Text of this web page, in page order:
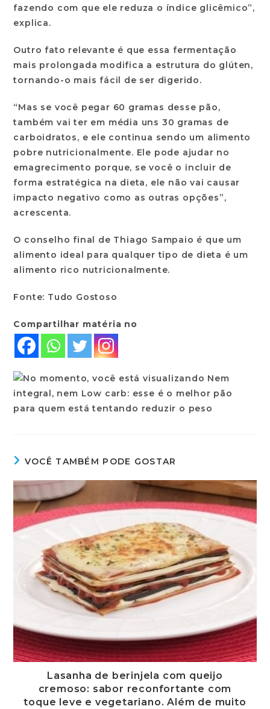
fazendo com que ele reduza o índice glicêmico”,
explica.
Outro fato relevante é que essa fermentação
mais prolongada modifica a estrutura do glúten,
tornando-o mais fácil de ser digerido.
“Mas se você pegar 60 gramas desse pão,
também vai ter em média uns 30 gramas de
carboidratos, e ele continua sendo um alimento
pobre nutricionalmente. Ele pode ajudar no
emagrecimento porque, se você o incluir de
forma estratégica na dieta, ele não vai causar
impacto negativo como as outras opções”,
acrescenta.
O conselho final de Thiago Sampaio é que um
alimento ideal para qualquer tipo de dieta é um
alimento rico nutricionalmente.
Fonte: Tudo Gostoso
Compartilhar matéria no
VOCÊ TAMBÉM PODE GOSTAR
Lasanha de berinjela com queijo
cremoso: sabor reconfortante com
toque leve e vegetariano. Além de muito